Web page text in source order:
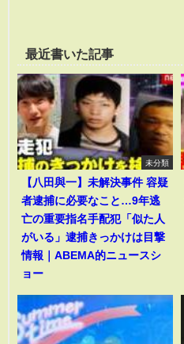
最近書いた記事
未分類
【八田與一】未解決事件 容疑
者逮捕に必要なこと…9年逃
亡の重要指名手配犯「似た人
がいる」逮捕きっかけは目撃
情報｜ABEMA的ニュースシ
ョー